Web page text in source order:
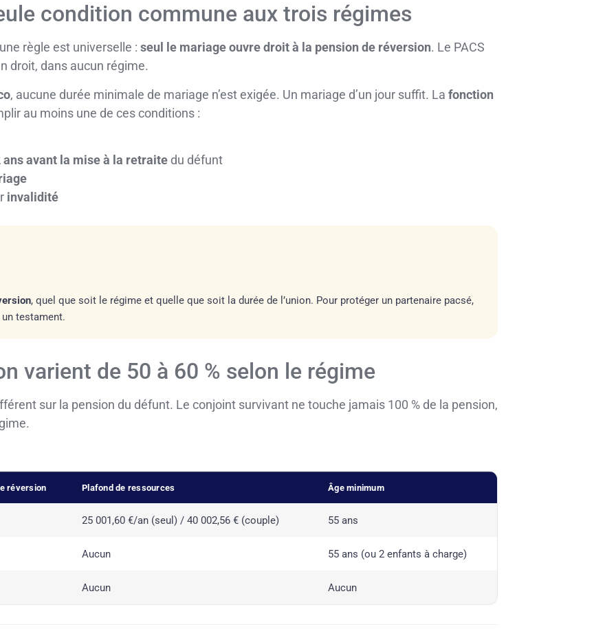
condition commune aux trois régimes
règle est universelle : seul le mariage ouvre droit à la pension de réversion. Le PACS
droit, dans aucun régime.
, aucune durée minimale de mariage n’est exigée. Un mariage d’un jour suffit. La fonction
au moins une de ces conditions :
ans avant la mise à la retraite du défunt
invalidité
, quel que soit le régime et quelle que soit la durée de l’union. Pour protéger un partenaire pacsé,
testament.
varient de 50 à 60 % selon le régime
sur la pension du défunt. Le conjoint survivant ne touche jamais 100 % de la pension,
réversion Plafond de ressources Âge minimum
25 001,60 €/an (seul) / 40 002,56 € (couple) 55 ans
Aucun 55 ans (ou 2 enfants à charge)
Aucun Aucun